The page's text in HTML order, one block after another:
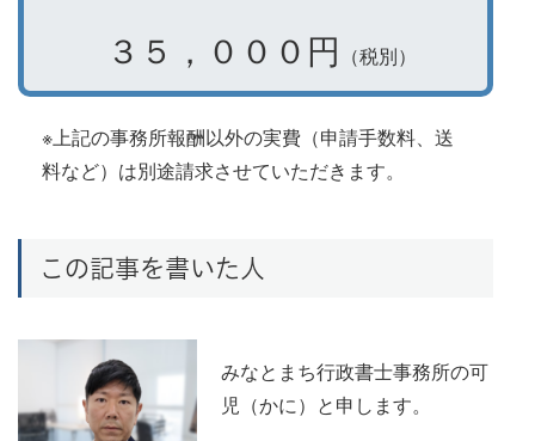
３５，０００円 （税別）
※上記の事務所報酬以外の実費（申請手数料、送
料など）は別途請求させていただきます。
この記事を書いた人
みなとまち行政書士事務所の可
児（かに）と申します。